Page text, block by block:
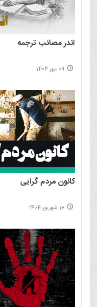
اندر مصائب ترجمه
09 مهر 1404
کانون مردم گرایی
17 شهریور 1404